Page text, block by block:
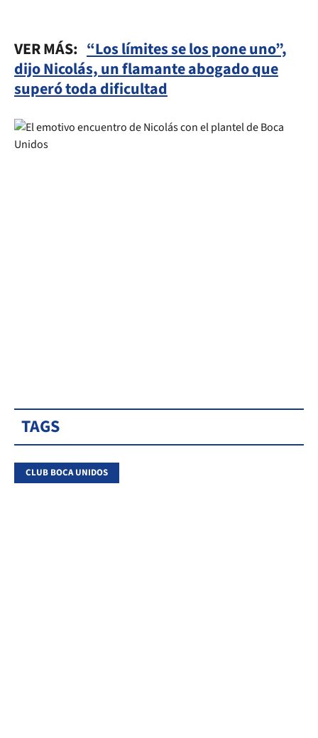
VER MÁS: “Los límites se los pone uno”,
dijo Nicolás, un flamante abogado que
superó toda dificultad
TAGS
CLUB BOCA UNIDOS